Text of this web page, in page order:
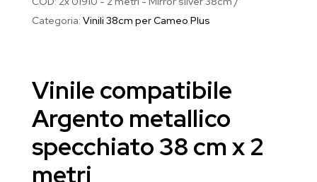
x
200
cm
quantità
Categoria: Vinili 38cm per Cameo Plus
Vinile compatibile
Argento metallico
specchiato 38 cm x 2
metri